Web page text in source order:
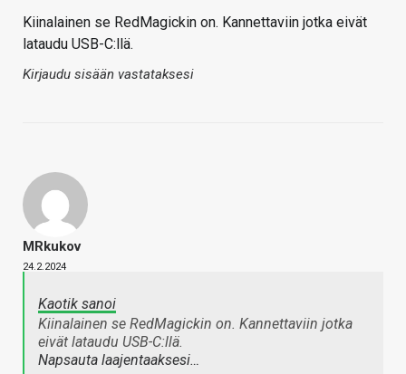
Kiinalainen se RedMagickin on. Kannettaviin jotka eivät
lataudu USB-C:llä.
Kirjaudu sisään vastataksesi
MRkukov
24.2.2024
Kaotik sanoi
Kiinalainen se RedMagickin on. Kannettaviin jotka
eivät lataudu USB-C:llä.
Napsauta laajentaaksesi…